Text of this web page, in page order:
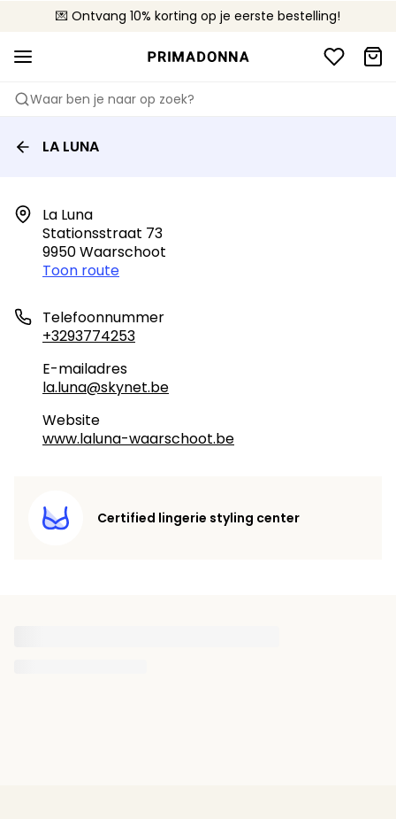
💌 Ontvang 10% korting op je eerste bestelling!
🚚 Gratis bezorging boven €90
📦 Gratis retourneren
Waar ben je naar op zoek?
LA LUNA
La Luna
Stationsstraat 73
9950 Waarschoot
Toon route
Telefoonnummer
+3293774253
E-mailadres
la.luna@skynet.be
Website
www.laluna-waarschoot.be
Certified lingerie styling center